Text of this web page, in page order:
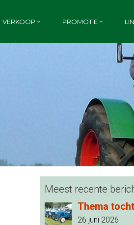
VERKOOP PROMOTIE
Meest recente
Thema
26 juni 2026